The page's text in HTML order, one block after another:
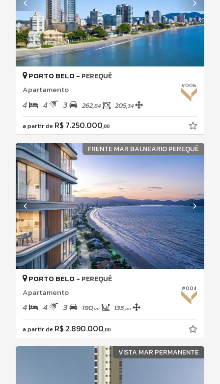
#006
PORTO BELO - PEREQUÊ
Apartamento
4 4 3 262,84 205,34
a partir de R$ 7.250.000,00
FRENTE MAR BALNEÁRIO PEREQUÊ
#004
PORTO BELO - PEREQUÊ
Apartamento
4 4 3 190,00 135,00
a partir de R$ 2.890.000,00
VISTA MAR PERMANENTE